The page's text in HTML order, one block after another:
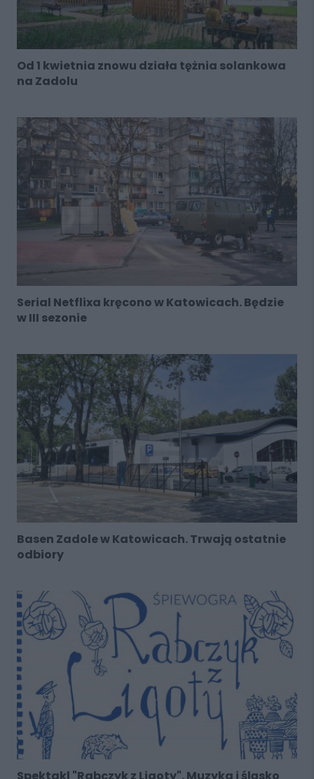
Od 1 kwietnia znowu działa tężnia solankowa
na Zadolu
Serial Netflixa kręcono w Katowicach. Będzie
w III sezonie
Basen Zadole w Katowicach. Trwają ostatnie
odbiory
Spektakl "Rabczyk z Ligoty". Muzyka i śląsko